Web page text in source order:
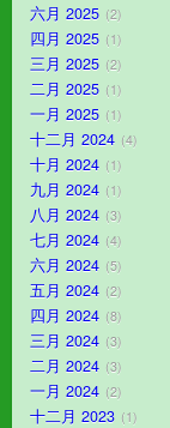
六月 2025 2
四月 2025 1
三月 2025 2
二月 2025 1
一月 2025 1
十二月 2024 4
十月 2024 1
九月 2024 1
八月 2024 3
七月 2024 4
六月 2024 5
五月 2024 2
四月 2024 8
三月 2024 3
二月 2024 3
一月 2024 2
十二月 2023 1